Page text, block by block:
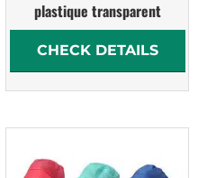
plastique transparent
CHECK DETAILS